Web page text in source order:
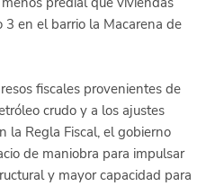
3 en el barrio la Macarena de
fiscales provenientes de
crudo y a los ajustes
la Regla Fiscal, el gobierno
de maniobra para impulsar
y mayor capacidad para